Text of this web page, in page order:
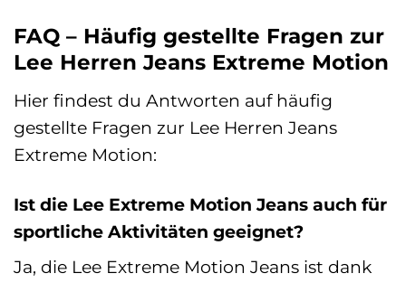
FAQ – Häufig gestellte Fragen zur
Lee Herren Jeans Extreme Motion
Hier findest du Antworten auf häufig
gestellte Fragen zur Lee Herren Jeans
Extreme Motion:
Ist die Lee Extreme Motion Jeans auch für
sportliche Aktivitäten geeignet?
Ja, die Lee Extreme Motion Jeans ist dank